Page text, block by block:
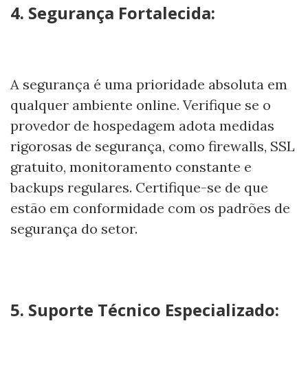
4. Segurança Fortalecida:
A segurança é uma prioridade absoluta em
qualquer ambiente online. Verifique se o
provedor de hospedagem adota medidas
rigorosas de segurança, como firewalls, SSL
gratuito, monitoramento constante e
backups regulares. Certifique-se de que
estão em conformidade com os padrões de
segurança do setor.
5. Suporte Técnico Especializado: